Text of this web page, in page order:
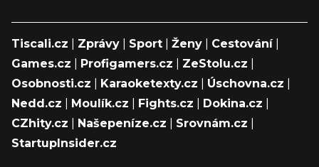
Tiscali.cz Zprávy Sport Ženy Cestování|
Games.cz
Profigamers.cz ZeStolu.cz
Osobnosti.cz
Karaoketexty.cz Úschovna.cz
Nedd.cz
Moulík.cz Fights.cz Dokina.cz
CZhity.cz
Našepeníze.cz Srovnám.cz
StartupInsider.cz